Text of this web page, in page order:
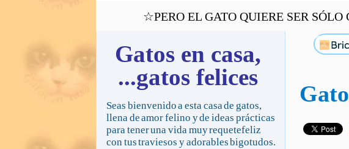
☆PERO EL GATO QUIERE SER SÓLO
Gatos en casa,
...gatos felices
Seas bienvenido a esta casa de gatos,
llena de amor felino y de ideas prácticas
para tener una vida muy requetefeliz
con tus traviesos y adorables bigotudos.